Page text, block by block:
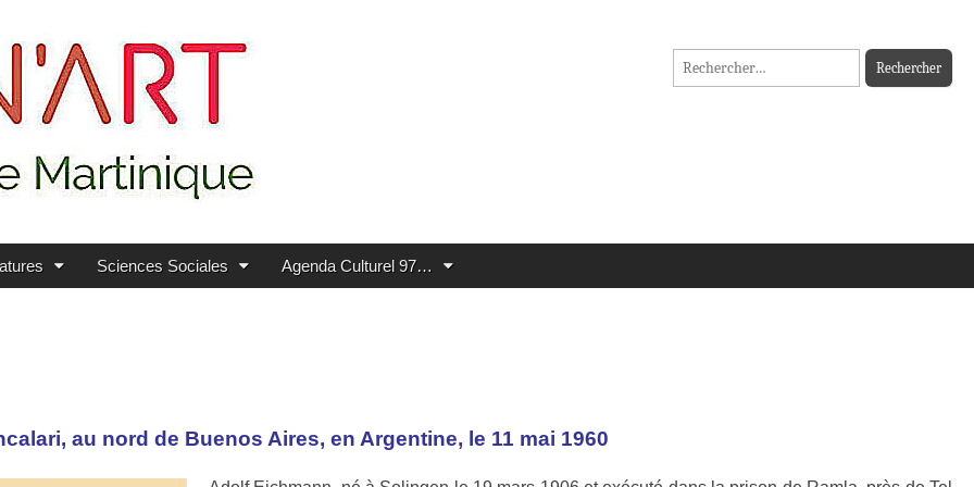
Rechercher :
Sciences Sociales Agenda Culturel 97…
au nord de Buenos Aires, en Argentine, le 11 mai 1960